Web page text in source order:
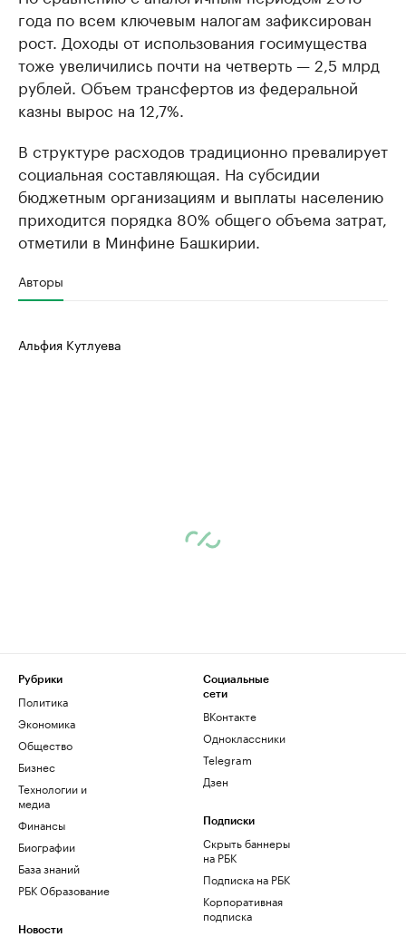
года по всем ключевым налогам зафиксирован
рост. Доходы от использования госимущества
тоже увеличились почти на четверть — 2,5 млрд
рублей. Объем трансфертов из федеральной
казны вырос на 12,7%.
В структуре расходов традиционно превалирует
социальная составляющая. На субсидии
бюджетным организациям и выплаты населению
приходится порядка 80% общего объема затрат,
отметили в Минфине Башкирии.
Авторы
Альфия Кутлуева
Рубрики
Политика
Экономика
Общество
Бизнес
Технологии и
медиа
Финансы
Биографии
База знаний
РБК Образование
Новости
Социальные
сети
ВКонтакте
Одноклассники
Telegram
Дзен
Подписки
Скрыть баннеры
на РБК
Подписка на РБК
Корпоративная
подписка